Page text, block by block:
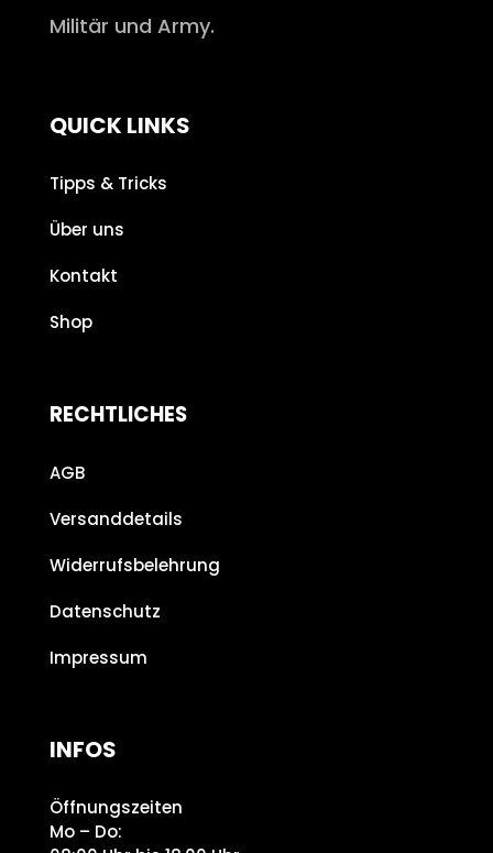
Militär und Army.
QUICK LINKS
Tipps & Tricks
Über uns
Kontakt
Shop
RECHTLICHES
AGB
Versanddetails
Widerrufsbelehrung
Datenschutz
Impressum
INFOS
Öffnungszeiten
Mo – Do: